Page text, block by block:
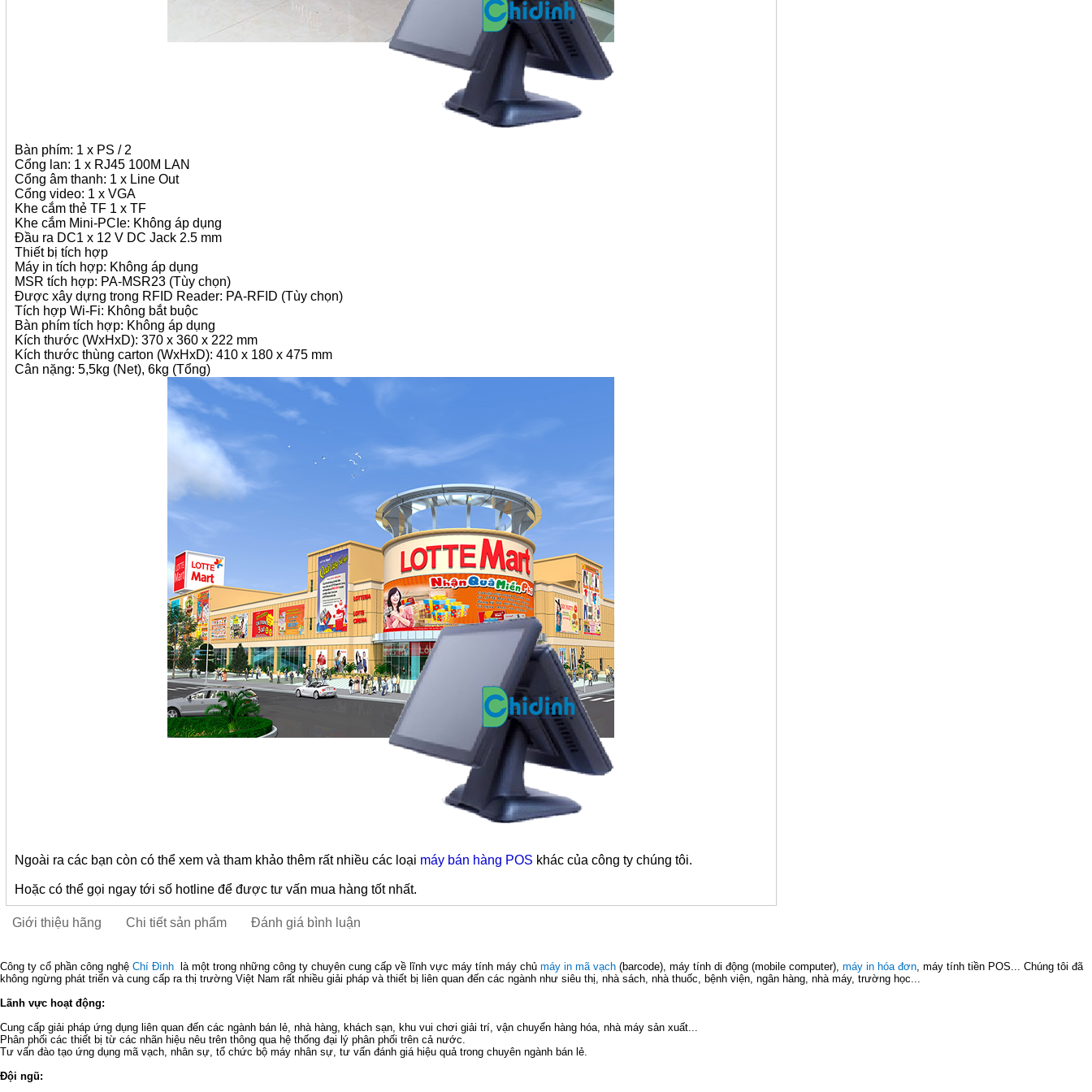
Bàn phím: 1 x PS / 2
Cổng lan: 1 x RJ45 100M LAN
Cổng âm thanh: 1 x Line Out
Cổng video: 1 x VGA
Khe cắm thẻ TF 1 x TF
Khe cắm Mini-PCIe: Không áp dụng
Đầu ra DC1 x 12 V DC Jack 2.5 mm
Thiết bị tích hợp
Máy in tích hợp: Không áp dụng
MSR tích hợp: PA-MSR23 (Tùy chọn)
Được xây dựng trong RFID Reader: PA-RFID (Tùy chọn)
Tích hợp Wi-Fi: Không bắt buộc
Bàn phím tích hợp: Không áp dụng
Kích thước (WxHxD): 370 x 360 x 222 mm
Kích thước thùng carton (WxHxD): 410 x 180 x 475 mm
Cân nặng: 5,5kg (Net), 6kg (Tổng)
Ngoài ra các bạn còn có thể xem và tham khảo thêm rất nhiều các loại máy bán hàng POS khác của công ty chúng tôi.
Hoặc có thể gọi ngay tới số hotline để được tư vấn mua hàng tốt nhất.
Giới thiệu hãng Chi tiết sản phẩm Đánh giá bình luận
Công ty cổ phần công nghệ Chí Đình là một trong những công ty chuyên cung cấp về lĩnh vực máy tính máy chủ máy in mã vạch (barcode), máy tính di động (mobile computer), máy in hóa đơn, máy tính tiền POS... Chúng tôi đã
không ngừng phát triển và cung cấp ra thị trường Việt Nam rất nhiều giải pháp và thiết bị liên quan đến các ngành như siêu thị, nhà sách, nhà thuốc, bệnh viện, ngân hàng, nhà máy, trường học...
Lãnh vực hoạt động:
Cung cấp giải pháp ứng dụng liên quan đến các ngành bán lẻ, nhà hàng, khách sạn, khu vui chơi giải trí, vận chuyển hàng hóa, nhà máy sản xuất...
Phân phối các thiết bị từ các nhãn hiệu nêu trên thông qua hệ thống đại lý phân phối trên cả nước.
Tư vấn đào tạo ứng dụng mã vạch, nhân sự, tổ chức bộ máy nhân sự, tư vấn đánh giá hiệu quả trong chuyên ngành bán lẻ.
Đội ngũ: